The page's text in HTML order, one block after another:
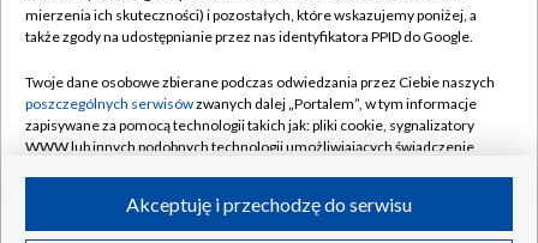
Naziemna Telewizja Cyfrowa
Rada Programowa
System NOS
Informacje o nadawcy
Program dla prasy
Pomoc
Kontakt
Kanały
mierzenia ich skuteczności) i pozostałych, które wskazujemy poniżej, a
także zgody na udostępnianie przez nas identyfikatora PPID do Google.
Twoje dane osobowe zbierane podczas odwiedzania przez Ciebie naszych
poszczególnych serwisówzwanych dalej „Portalem”, w tym informacje
zapisywane za pomocą technologii takich jak: pliki cookie, sygnalizatory
WWW lub innych podobnych technologii umożliwiających świadczenie
ruchu w Internecie.Akceptuję i przechodzę do serwisu